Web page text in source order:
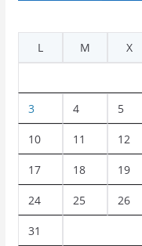
L
M X
3 4 5
10 11 12
17 18 19
24 25 26
31